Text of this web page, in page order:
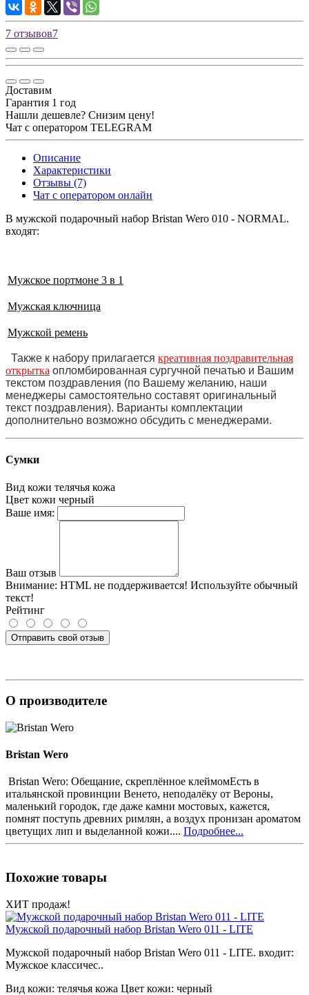
7 отзывов7
Доставим
Гарантия 1 год
Нашли дешевле? Снизим цену!
Чат с оператором TELEGRAM
Описание
Характеристики
Отзывы (7)
Чат с оператором онлайн
В мужской подарочный набор Bristan Wero 010 - NORMAL.
входят:
Мужское портмоне 3 в 1
Мужская ключница
Мужской ремень
Также к набору прилагается креативная поздравительная
открытка опломбированная сургучной печатью и Вашим
текстом поздравления (по Вашему желанию, наши
менеджеры самостоятельно составят оригинальный
текст поздравления). Варианты комплектации
дополнительно возможно обсудить с менеджерами.
Сумки
Вид кожи телячья кожа
Цвет кожи черный
Ваше имя:
Ваш отзыв
Внимание: HTML не поддерживается! Используйте обычный
текст!
Рейтинг
Отправить свой отзыв
О производителе
Bristan Wero
Bristan Wero: Обещание, скреплённое клеймомЕсть в
итальянской провинции Венето, неподалёку от Вероны,
маленький городок, где даже камни мостовых, кажется,
помнят поступь древних римлян, а воздух пронизан ароматом
цветущих лип и выделанной кожи.... Подробнее...
Похожие товары
ХИТ продаж!
Мужской подарочный набор Bristan Wero 011 - LITE
Мужской подарочный набор Bristan Wero 011 - LITE. входит:
Мужское классичес..
Вид кожи: телячья кожа Цвет кожи: черный